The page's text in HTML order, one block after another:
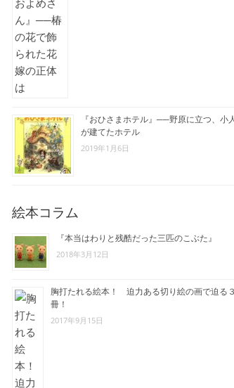
『おひさまホテル』──野原に立つ、小人
が建てたホテル
2019年1月6日
絵本コラム
『本当はわりと残酷だった三匹のこぶた』
2018年3月12日
胸打たれる絵本！ 迫力ある切り絵の画で迫る３
冊！
2017年9月15日